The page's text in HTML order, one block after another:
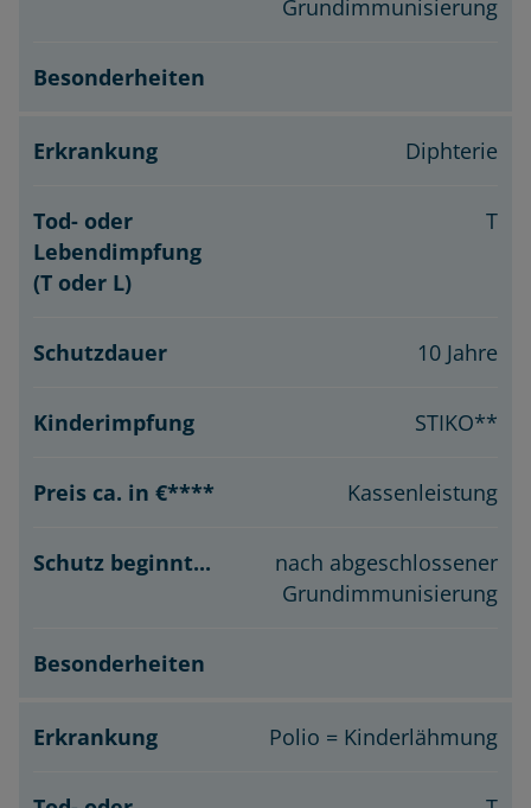
Grundimmunisierung
Diphterie
T
10 Jahre
STIKO**
Kassenleistung
nach abgeschlossener
Grundimmunisierung
Polio = Kinderlähmung